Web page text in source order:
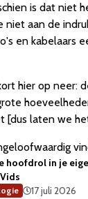
is dat niet
niet aan de
en kabelaars
hier op neer:
[dus laten we
hoofdrol in je
17 juli 2026